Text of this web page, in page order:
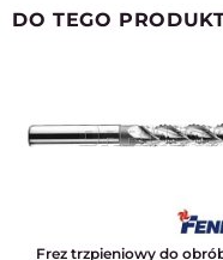
DO TEGO
Frez trzpieniowy do obróbki